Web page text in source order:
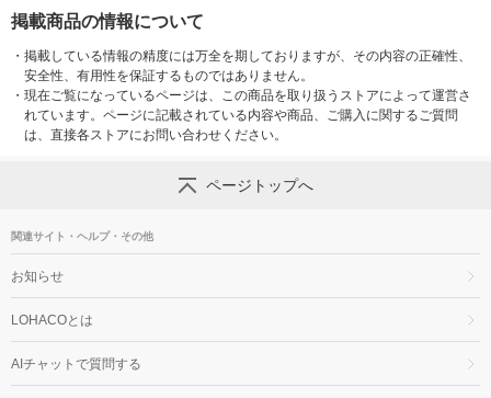
掲載商品の情報について
・ 掲載している情報の精度には万全を期しておりますが、その内容の正確性、
安全性、有用性を保証するものではありません。
・ 現在ご覧になっているページは、この商品を取り扱うストアによって運営さ
れています。ページに記載されている内容や商品、ご購入に関するご質問
は、直接各ストアにお問い合わせください。
ページトップへ
関連サイト・ヘルプ・その他
お知らせ
LOHACOとは
AIチャットで質問する